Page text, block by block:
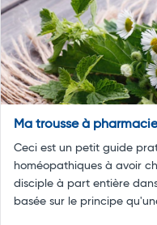
Ma trousse à
Ceci est un petit guide
homéopathiques à avoir
disciple à part entière
basée sur le principe